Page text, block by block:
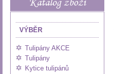
VÝBĚR
Tulipány AKCE
Tulipány
Kytice tulipánů